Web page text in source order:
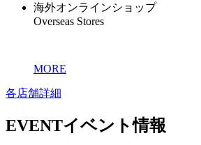
海外オンラインショップ
Overseas Stores
MORE
各店舗詳細
EVENTイベント情報